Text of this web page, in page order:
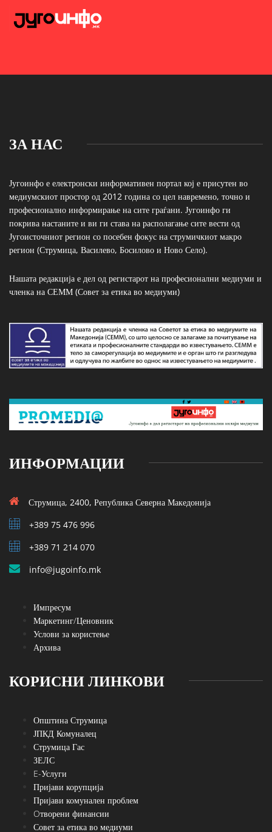
ЗА НАС
Југоинфо е електронски информативен портал кој е присутен во
медиумскиот простор од 2012 година со цел навремено, точно и
професионално информирање на сите граѓани. Југоинфо ги
покрива настаните и ви ги става на располагање сите вести од
Југоисточниот регион со посебен фокус на струмичкиот макро
регион (Струмица, Василево, Босилово и Ново Село).
Нашата редакција е дел од регистарот на професионални медиуми и
членка на СЕММ (Совет за етика во медиуми)
ИНФОРМАЦИИ
Струмица, 2400, Република Северна Македонија
+389 75 476 996
+389 71 214 070
info@jugoinfo.mk
Импресум
Маркетинг/Ценовник
Услови за користење
Архива
КОРИСНИ ЛИНКОВИ
Општина Струмица
ЈПКД Комуналец
Струмица Гас
ЗЕЛС
E-Услуги
Пријави корупција
Пријави комунален проблем
Oтворени финансии
Совет за етика во медиуми